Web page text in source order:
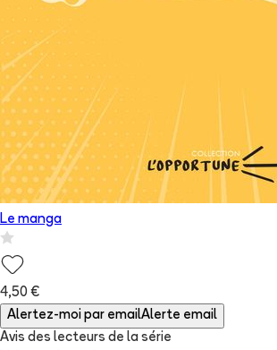
Le manga
4,50 €
Alertez-moi par emailAlerte email
Avis des lecteurs de la série